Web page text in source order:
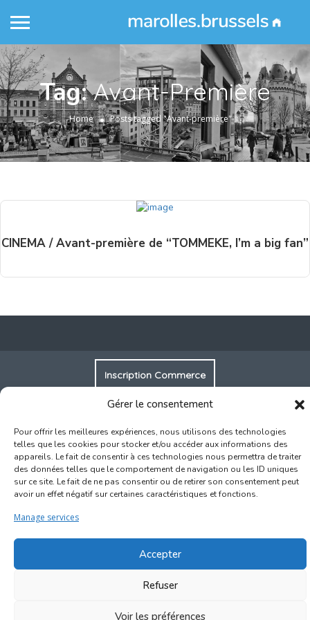
Gérer le consentement
Pour offrir les meilleures expériences, nous utilisons des technologies
telles que les cookies pour stocker et/ou accéder aux informations des
appareils. Le fait de consentir à ces technologies nous permettra de traiter
des données telles que le comportement de navigation ou les ID uniques
sur ce site. Le fait de ne pas consentir ou de retirer son consentement peut
avoir un effet négatif sur certaines caractéristiques et fonctions.
Manage services
Accepter
Refuser
Voir les préférences
Tag:Avant-Première
Home Posts tagged "Avant-première"
CINEMA / Avant-première de “TOMMEKE, I’m a big fan”
Inscription Commerce
Association des Commerçants du Quartier Bruegel et des
Rue Haute 77 - 1000 Bruxelles
©2017-2026Marolles.brussels • Contact us →
ascombrueg@outlook.com